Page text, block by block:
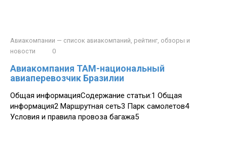
Авиакомпании — список авиакомпаний, рейтинг, обзоры и
новости
0
Авиакомпания ТАМ-национальный
авиаперевозчик Бразилии
Общая информацияСодержание статьи:1 Общая
информация2 Маршрутная сеть3 Парк самолетов4
Условия и правила провоза багажа5